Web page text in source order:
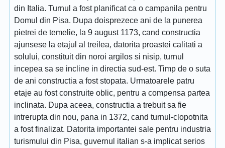
din Italia. Turnul a fost planificat ca o campanila pentru
Domul din Pisa. Dupa doisprezece ani de la punerea
pietrei de temelie, la 9 august 1173, cand constructia
ajunsese la etajul al treilea, datorita proastei calitati a
solului, constituit din noroi argilos si nisip, turnul
incepea sa se incline in directia sud-est. Timp de o suta
de ani constructia a fost stopata. Urmatoarele patru
etaje au fost construite oblic, pentru a compensa partea
inclinata. Dupa aceea, constructia a trebuit sa fie
intrerupta din nou, pana in 1372, cand turnul-clopotnita
a fost finalizat. Datorita importantei sale pentru industria
turismului din Pisa, guvernul italian s-a implicat serios